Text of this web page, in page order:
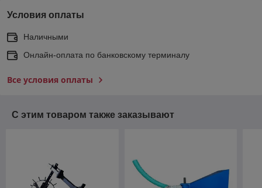
Условия оплаты
Наличными
Онлайн-оплата по банковскому терминалу
Все условия оплаты
С этим товаром также заказывают